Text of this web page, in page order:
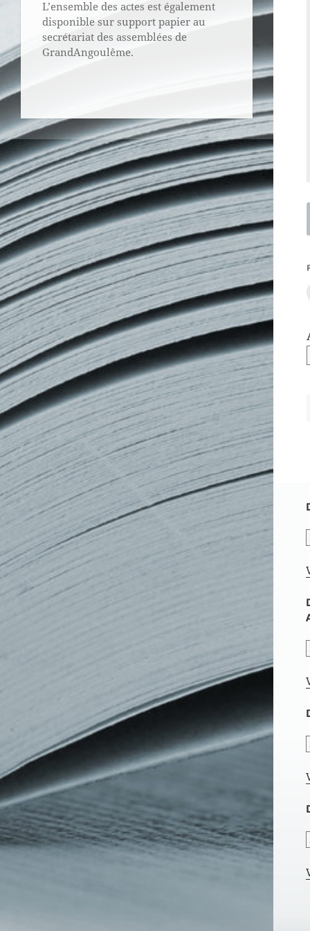
L’ensemble des actes est également
disponible sur support papier au
secrétariat des assemblées de
GrandAngoulême.